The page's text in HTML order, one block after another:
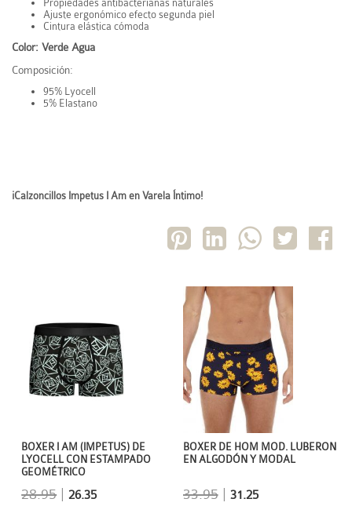
Propiedades antibacterianas naturales
Ajuste ergonómico efecto segunda piel
Cintura elástica cómoda
Color: Verde Agua
Composición:
95% Lyocell
5% Elastano
¡Calzoncillos Impetus I Am en Varela Íntimo!
BOXER DE HOM MOD. LUBERON
EN ALGODÓN Y MODAL
33.95| 31.25
BOXER I AM (IMPETUS) DE
LYOCELL CON ESTAMPADO
GEOMÉTRICO
28.95 |26.35